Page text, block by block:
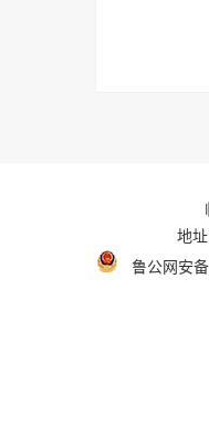
地
鲁公网安备